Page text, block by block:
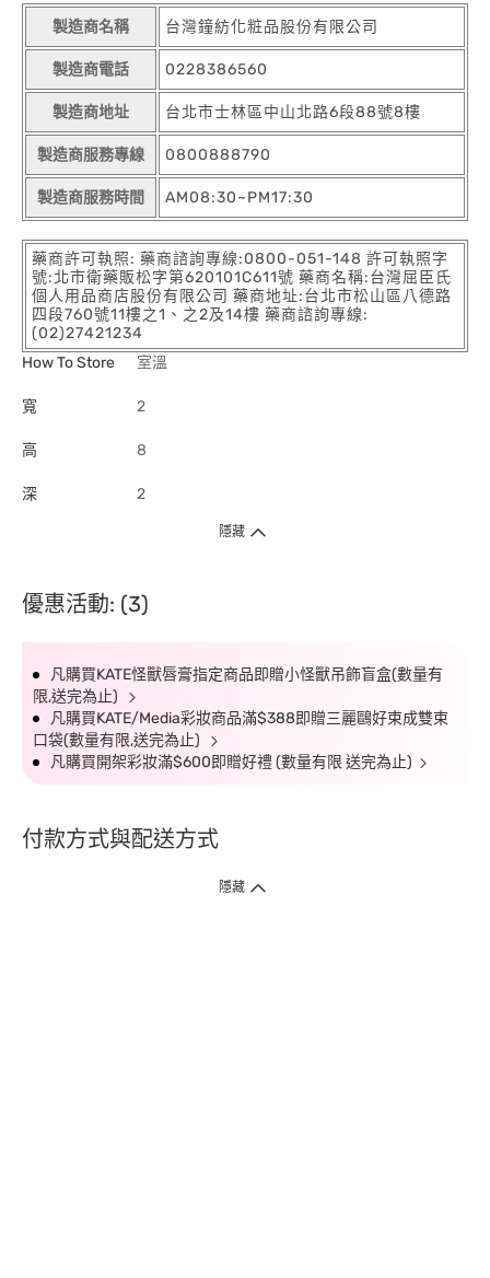
製造商名稱 台灣鐘紡化粧品股份有限公司
製造商電話 0228386560
製造商地址 台北市士林區中山北路6段88號8樓
製造商服務專線 0800888790
製造商服務時間 AM08:30~PM17:30
藥商許可執照: 藥商諮詢專線:0800-051-148 許可執照字
號:北市衛藥販松字第620101C611號 藥商名稱:台灣屈臣氏
個人用品商店股份有限公司 藥商地址:台北市松山區八德路
四段760號11樓之1、之2及14樓 藥商諮詢專線:
(02)27421234
How To Store
室溫
寬 2
高 8
深 2
隱藏
優惠活動: (3)
凡購買KATE怪獸唇膏指定商品即贈小怪獸吊飾盲盒(數量有
限,送完為止)
凡購買KATE/Media彩妝商品滿$388即贈三麗鷗好束成雙束
口袋(數量有限,送完為止)
凡購買開架彩妝滿$600即贈好禮 (數量有限 送完為止)
付款方式與配送方式
隱藏